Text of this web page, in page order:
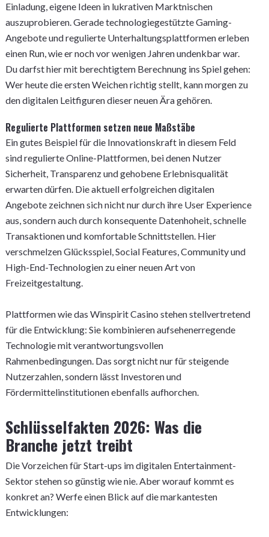
Einladung, eigene Ideen in lukrativen Marktnischen
auszuprobieren. Gerade technologiegestützte Gaming-
Angebote und regulierte Unterhaltungsplattformen erleben
einen Run, wie er noch vor wenigen Jahren undenkbar war.
Du darfst hier mit berechtigtem Berechnung ins Spiel gehen:
Wer heute die ersten Weichen richtig stellt, kann morgen zu
den digitalen Leitfiguren dieser neuen Ära gehören.
Regulierte Plattformen setzen neue Maßstäbe
Ein gutes Beispiel für die Innovationskraft in diesem Feld
sind regulierte Online-Plattformen, bei denen Nutzer
Sicherheit, Transparenz und gehobene Erlebnisqualität
erwarten dürfen. Die aktuell erfolgreichen digitalen
Angebote zeichnen sich nicht nur durch ihre User Experience
aus, sondern auch durch konsequente Datenhoheit, schnelle
Transaktionen und komfortable Schnittstellen. Hier
verschmelzen Glücksspiel, Social Features, Community und
High-End-Technologien zu einer neuen Art von
Freizeitgestaltung.
Plattformen wie das Winspirit Casino stehen stellvertretend
für die Entwicklung: Sie kombinieren aufsehenerregende
Technologie mit verantwortungsvollen
Rahmenbedingungen. Das sorgt nicht nur für steigende
Nutzerzahlen, sondern lässt Investoren und
Fördermittelinstitutionen ebenfalls aufhorchen.
Schlüsselfakten 2026: Was die
Branche jetzt treibt
Die Vorzeichen für Start-ups im digitalen Entertainment-
Sektor stehen so günstig wie nie. Aber worauf kommt es
konkret an? Werfe einen Blick auf die markantesten
Entwicklungen: